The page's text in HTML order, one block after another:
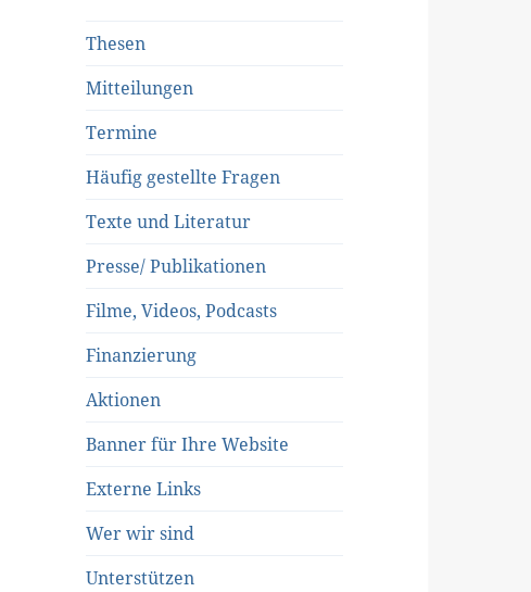
Thesen
Mitteilungen
Termine
Häufig gestellte Fragen
Texte und Literatur
Presse/ Publikationen
Filme, Videos, Podcasts
Finanzierung
Aktionen
Banner für Ihre Website
Externe Links
Wer wir sind
Unterstützen